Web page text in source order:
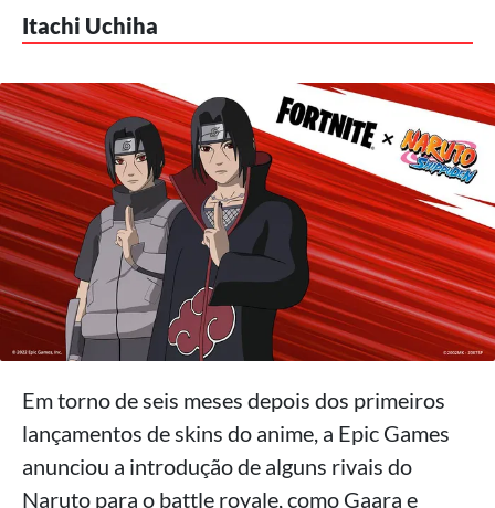
Itachi Uchiha
Em torno de seis meses depois dos primeiros
lançamentos de skins do anime, a Epic Games
anunciou a introdução de alguns rivais do
Naruto para o battle royale, como Gaara e